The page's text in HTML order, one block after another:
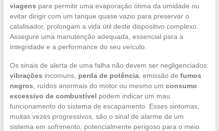
viagens para permitir uma evaporação ótima da umidade ou
evitar dirigir com um tanque quase vazio para preservar o
catalisador, prolongam a vida útil deste dispositivo complexo.
Assegure uma manutenção adequada, essencial para a
integridade e a performance do seu veículo.
Os sinais de alerta de uma falha não devem ser negligenciados:
vibrações incomuns, perda de potência, emissão de fumos
negros , ruídos anormais do motor ou mesmo um consumo
excessivo de combustível podem indicar um mau
funcionamento do sistema de escapamento. Esses sintomas,
muitas vezes progressivos, são o sinal de alarme de um
sistema em sofrimento, potencialmente perigoso para o meio